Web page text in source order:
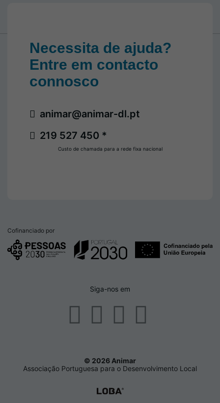
Necessita de ajuda?
Entre em contacto
connosco
219 527 450 *
animar@animar-dl.pt
Custo de chamada para a rede fixa nacional
Cofinanciado por
Siga-nos em
© 2026 Animar
Associação Portuguesa para o Desenvolvimento Local